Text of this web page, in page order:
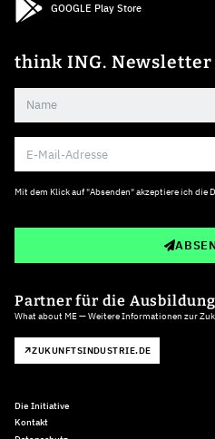
GOOGLE Play Store
think ING. Newsletter
Mit dem Klick auf "Absenden" akzeptiere ich die
Partner für die Ausbildung
What about ME — Weitere Informationen zur
ZUKUNFTSINDUSTRIE.DE
Die Initiative
Kontakt